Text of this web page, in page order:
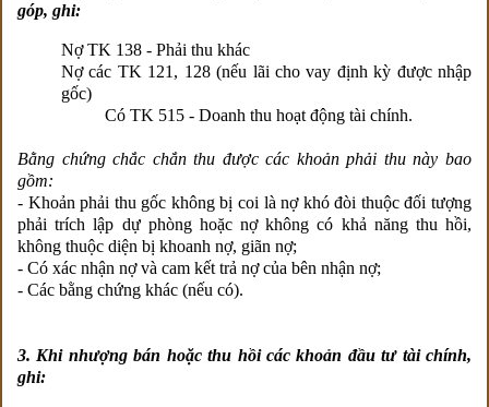
góp, ghi:
Nợ TK 138 - Phải thu khác
Nợ các TK 121, 128 (nếu lãi cho vay định kỳ được nhập
gốc)
Có TK 515 - Doanh thu hoạt động tài chính.
Bằng chứng chắc chắn thu được các khoản phải thu này bao
gồm:
- Khoản phải thu gốc không bị coi là nợ khó đòi thuộc đối tượng
phải trích lập dự phòng hoặc nợ không có khả năng thu hồi,
không thuộc diện bị khoanh nợ, giãn nợ;
- Có xác nhận nợ và cam kết trả nợ của bên nhận nợ;
- Các bằng chứng khác (nếu có).
3. Khi nhượng bán hoặc thu hồi các khoản đầu tư tài chính,
ghi: